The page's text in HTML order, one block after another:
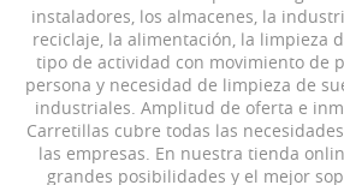
instaladores, los almacenes, la
reciclaje, la alimentación, la limpieza
tipo de actividad con movimiento de
persona y necesidad de limpieza de
industriales. Amplitud de oferta e
Carretillas cubre todas las
las empresas. En nuestra tienda
grandes posibilidades y el mejor